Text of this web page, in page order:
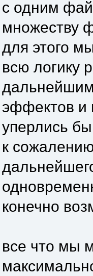
с одним
множеству
для этого
всю логику
эффектов и
уперлись
к
конечно
все что мы